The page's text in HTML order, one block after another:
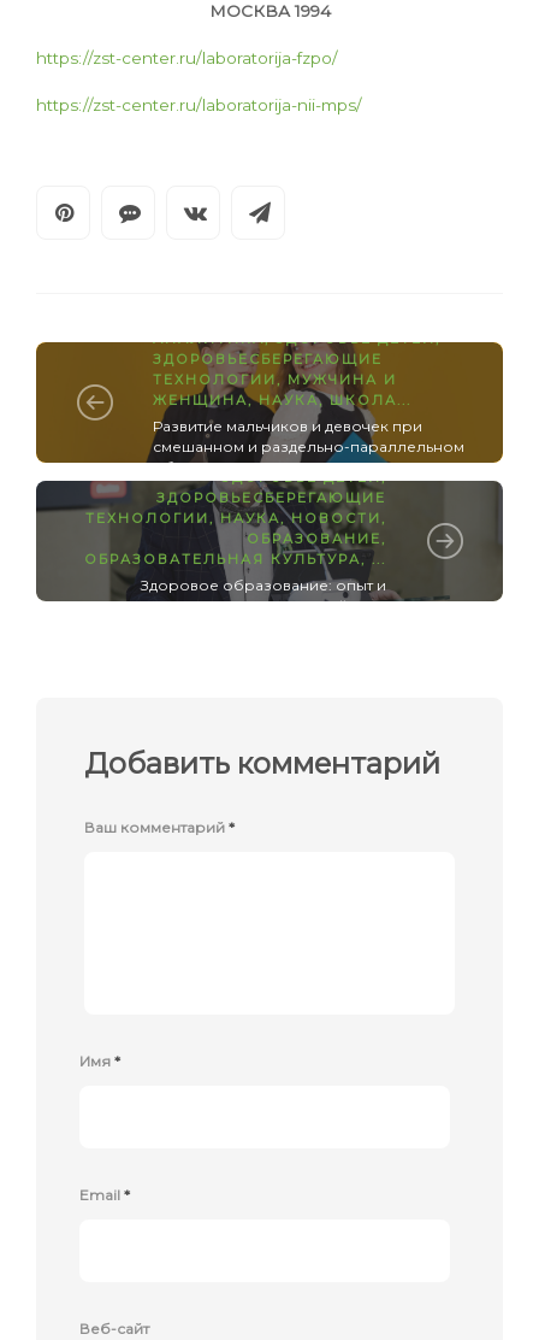
МОСКВА 1994
https://zst-center.ru/laboratorija-fzpo/
https://zst-center.ru/laboratorija-nii-mps/
АНАЛИТИКА,ЗДОРОВЬЕ ДЕТЕЙ,
ЗДОРОВЬЕСБЕРЕГАЮЩИЕ
ТЕХНОЛОГИИ, МУЖЧИНА И
ЖЕНЩИНА,НАУКА,ШКОЛА...
Развитие мальчиков и девочек при
смешанном и раздельно-параллельном
обучении
ЗДОРОВЬЕ ДЕТЕЙ,
ЗДОРОВЬЕСБЕРЕГАЮЩИЕ
ТЕХНОЛОГИИ,НАУКА,НОВОСТИ ,
ОБРАЗОВАНИЕ,
ОБРАЗОВАТЕЛЬНАЯ КУЛЬТУРА, ...
Здоровое образование: опыт и
перспективы: первый день
Добавить комментарий
Ваш комментарий *
Имя *
Email *
Веб-сайт